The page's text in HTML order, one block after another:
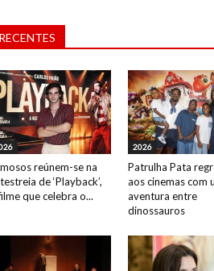
reúnem-se na
de ‘Playback’,
que celebra o...
2026
Patrulha Pata
aos cinemas com
aventura entre
dinossauros